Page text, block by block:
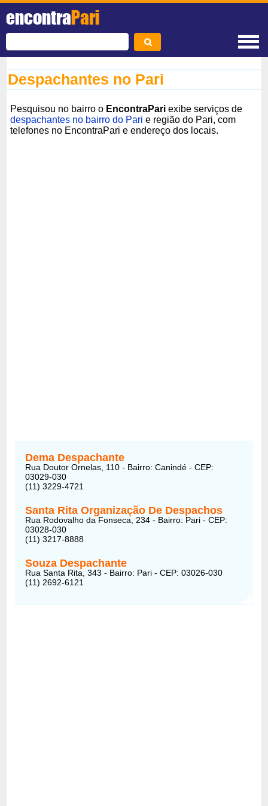
encontraPari
Despachantes no Pari
Pesquisou no bairro o EncontraPari exibe serviços de
despachantes no bairro do Pari e região do Pari, com
telefones no EncontraPari e endereço dos locais.
Dema Despachante
Rua Doutor Ornelas, 110 - Bairro: Canindé - CEP:
03029-030
(11) 3229-4721
Santa Rita Organização De Despachos
Rua Rodovalho da Fonseca, 234 - Bairro: Pari - CEP:
03028-030
(11) 3217-8888
Souza Despachante
Rua Santa Rita, 343 - Bairro: Pari - CEP: 03026-030
(11) 2692-6121